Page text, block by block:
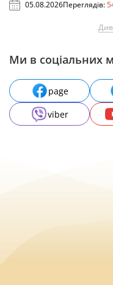
05.08.2026Переглядів:
Ми в соціальних
page
viber